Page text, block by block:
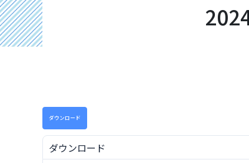
ダウンロード
ダウンロード